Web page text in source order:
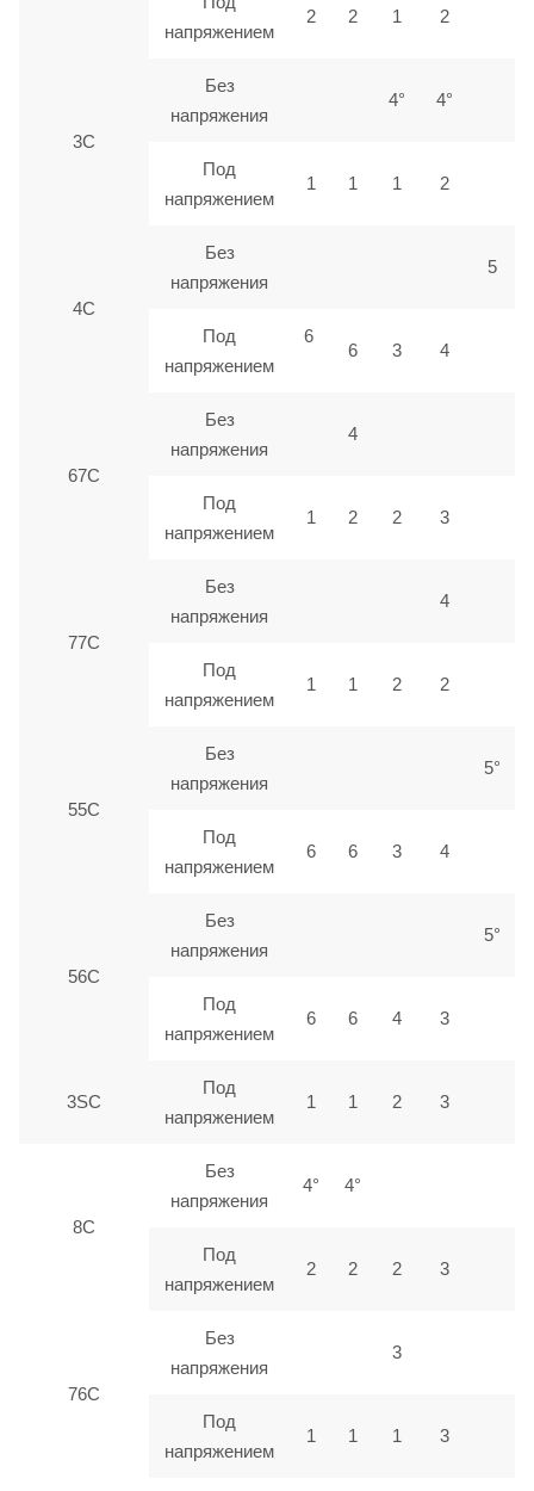
напряжением
2 2 1 2
3С
Без
напряжения
4° 4°
Под
напряжением
1 1 1 2
4С
Без
напряжения
5
Под
напряжением
6
6 3 4
67С
Без
напряжения
4
Под
напряжением
1 2 2 3
77С
Без
напряжения
4
Под
напряжением
1 1 2 2
55С
Без
напряжения
5°
Под
напряжением
6 6 3 4
56С
Без
напряжения
5°
Под
напряжением
6 6 4 3
3SC
Под
напряжением
1 1 2 3
8C
Без
напряжения
4° 4°
Под
напряжением
2 2 2 3
76C
Без
напряжения
3
Под
напряжением
1 1 1 3